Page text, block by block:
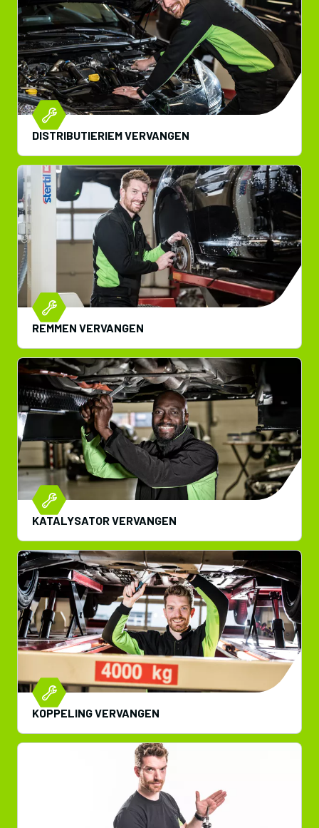
DISTRIBUTIERIEM VERVANGEN
REMMEN VERVANGEN
KATALYSATOR VERVANGEN
KOPPELING VERVANGEN